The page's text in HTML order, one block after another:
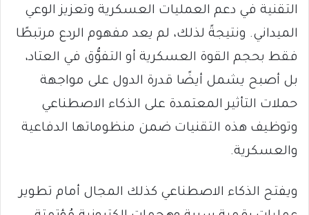
التقنية في دعم العمليات العسكرية وتعزيز الوعي
الميداني. ونتيجةً لذلك، لم يعد مفهوم الردع مرتبطًا
فقط بحجم القوة العسكرية أو التفوُّق في العتاد،
بل أصبح يشمل أيضًا قدرة الدول على مواجهة
حملات التأثير المعتمدة على الذكاء الاصطناعي
وتوظيف هذه التقنيات ضمن منظوماتها الدفاعية
والعسكرية.
ويفتح الذكاء الاصطناعي كذلك المجال أمام تطوير